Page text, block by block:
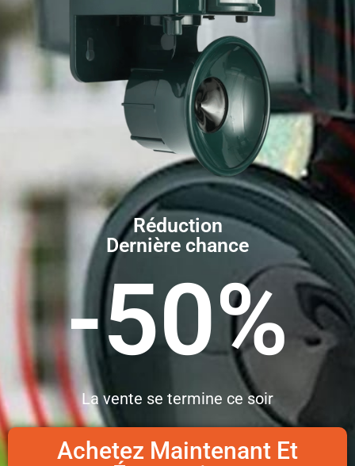
Réduction
Dernière chance
-50%
La vente se termine ce soir
Achetez Maintenant Et